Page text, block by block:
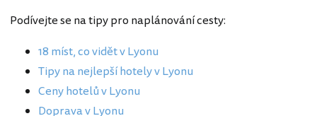
Podívejte se na tipy pro naplánování cesty:
18 míst, co vidět v Lyonu
Tipy na nejlepší hotely v Lyonu
Ceny hotelů v Lyonu
Doprava v Lyonu